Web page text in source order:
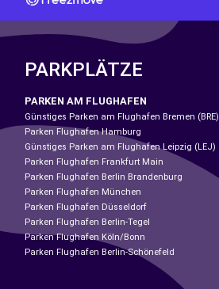
PARKPLÄTZE
PARKEN AM FLUGHAFEN
Günstiges Parken am Flughafen Bremen (BRE)
Parken Flughafen Hamburg
Günstiges Parken am Flughafen Leipzig (LEJ)
Parken Flughafen Frankfurt Main
Parken Flughafen Berlin Brandenburg
Parken Flughafen München
Parken Flughafen Düsseldorf
Parken Flughafen Berlin-Tegel
Parken Flughafen Köln/Bonn
Parken Flughafen Berlin-Schönefeld